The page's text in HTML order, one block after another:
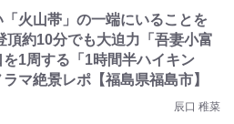
火山帯」の一端にいることを
頂約10分でも大迫力「吾妻小富
を1周する「1時間半ハイキン
マ絶景レポ【福島県福島市】
辰口 稚菜